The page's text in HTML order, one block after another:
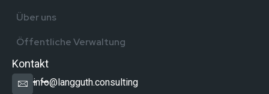
Über uns
Öffentliche Verwaltung
Kontakt
info@langguth.consulting